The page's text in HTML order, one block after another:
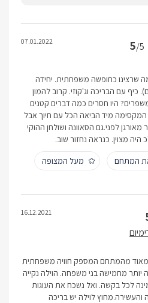
5/5
07.01.2022
שרצינו כחופשה משפחתית. יחידה
(זוג, סבתא ו3 ילדים). כיף עם הבריכה וג'קוזי. קרוב להמון
היו חסרים כמה דברים קטנים
מיד הביאה הכל עם חיוך אבל
לפני.גם הסאוונה ושולחן ההוקי
מצוין. כנראה נחזור שוב.
המתחם
מעל המצופה
16.12.2021
מאוד מהמתחם המספק חוויה משפחתית
יותר מחמישה בני משפחה. הוילה נקייה
לכל בקשה. ואל נשכח את העוגות
לוילה יש בריכה